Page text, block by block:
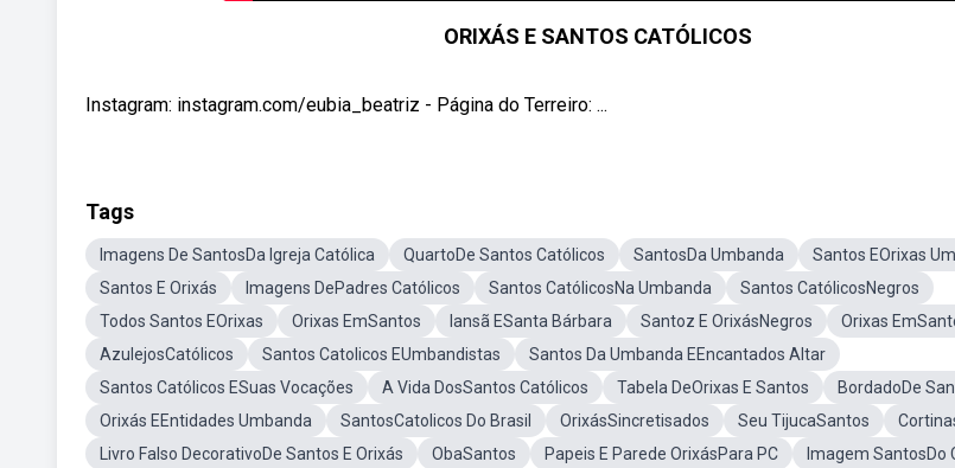
ORIXÁS E SANTOS CATÓLICOS
Instagram: instagram.com/eubia_beatriz - Página do Terreiro: ...
Tags
Imagens De SantosDa Igreja Católica QuartoDe Santos Católicos SantosDa Umbanda
Santos EOrixas
Santos E Orixás
Imagens DePadres Católicos Santos CatólicosNa Umbanda
Santos CatólicosNegros
Todos Santos EOrixas
Orixas EmSantos Iansã ESanta Bárbara Santoz E OrixásNegros
Orixas
AzulejosCatólicos
Santos Catolicos EUmbandistas
Santos Da Umbanda EEncantados Altar
Santos Católicos ESuas Vocações
A Vida DosSantos Católicos Tabela DeOrixas E Santos
BordadoDe
Orixás EEntidades Umbanda
SantosCatolicos Do Brasil OrixásSincretisados Seu TijucaSantos
Livro Falso DecorativoDe Santos E Orixás
ObaSantos Papeis E Parede OrixásPara PC
Imagem SantosDo